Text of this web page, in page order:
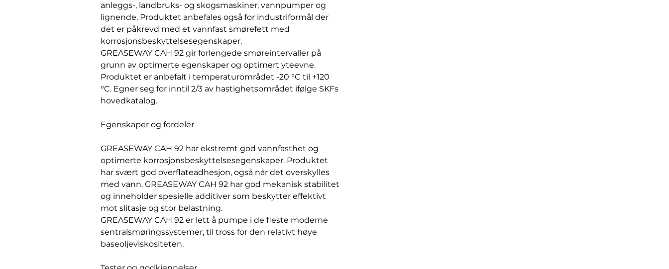
anleggs-, landbruks- og skogsmaskiner, vannpumper og
lignende. Produktet anbefales også for industriformål der
det er påkrevd med et vannfast smørefett med
korrosjonsbeskyttelsesegenskaper.
GREASEWAY CAH 92 gir forlengede smøreintervaller på
grunn av optimerte egenskaper og optimert yteevne.
Produktet er anbefalt i temperaturområdet -20 °C til +120
°C. Egner seg for inntil 2/3 av hastighetsområdet ifølge SKFs
hovedkatalog.
Egenskaper og fordeler
GREASEWAY CAH 92 har ekstremt god vannfasthet og
optimerte korrosjonsbeskyttelsesegenskaper. Produktet
har svært god overflateadhesjon, også når det overskylles
med vann. GREASEWAY CAH 92 har god mekanisk stabilitet
og inneholder spesielle additiver som beskytter effektivt
mot slitasje og stor belastning.
GREASEWAY CAH 92 er lett å pumpe i de fleste moderne
sentralsmøringssystemer, til tross for den relativt høye
baseoljeviskositeten.